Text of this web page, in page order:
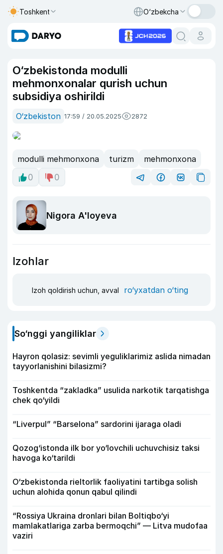
Toshkent O‘zbekcha
O‘zbekistonda modulli
mehmonxonalar qurish uchun
subsidiya oshirildi
O‘zbekiston 17:59 / 20.05.2025 2872
modulli mehmonxona turizm
mehmonxona
0
0
Nigora A'loyeva
Izohlar
Izoh qoldirish uchun, avval ro‘yxatdan o‘ting
So‘nggi yangiliklar
Hayron qolasiz: sevimli yeguliklarimiz aslida nimadan
tayyorlanishini bilasizmi?
Toshkentda “zakladka” usulida narkotik tarqatishga
chek qo‘yildi
“Liverpul” “Barselona” sardorini ijaraga oladi
Qozog‘istonda ilk bor yo‘lovchili uchuvchisiz taksi
havoga ko‘tarildi
O‘zbekistonda rieltorlik faoliyatini tartibga solish
uchun alohida qonun qabul qilindi
“Rossiya Ukraina dronlari bilan Boltiqbo‘yi
mamlakatlariga zarba bermoqchi” — Litva mudofaa
vaziri